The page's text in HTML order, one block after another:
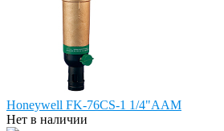
Honeywell FK-76CS-1 1/4"AAM
Нет в наличии